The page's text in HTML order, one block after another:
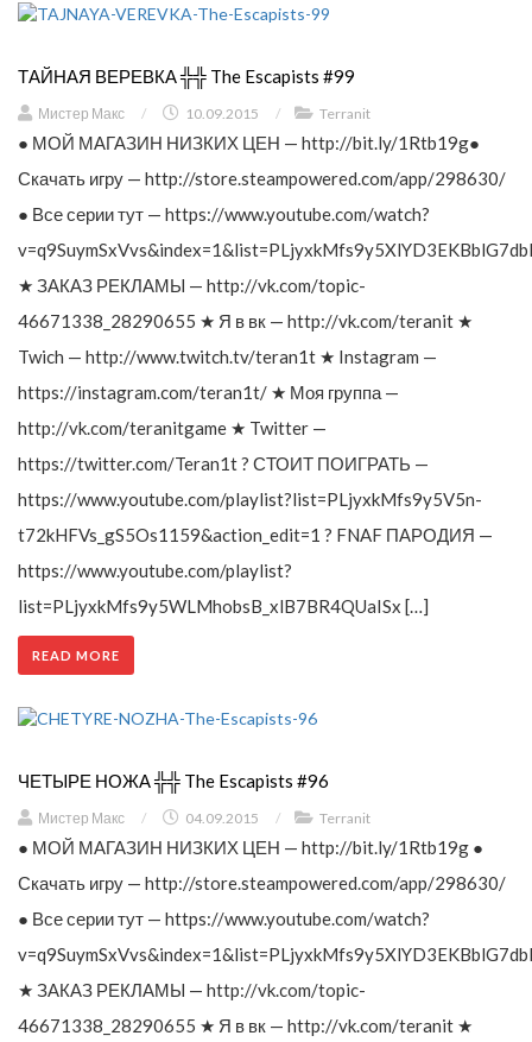
ТАЙНАЯ ВЕРЕВКА ╬╬ The Escapists #99
Мистер Макс / 10.09.2015 / Terranit
● МОЙ МАГАЗИН НИЗКИХ ЦЕН — http://bit.ly/1Rtb19g●
Скачать игру — http://store.steampowered.com/app/298630/
● Все серии тут — https://www.youtube.com/watch?
★ ЗАКАЗ РЕКЛАМЫ — http://vk.com/topic-
46671338_28290655 ★ Я в вк — http://vk.com/teranit ★
Twich — http://www.twitch.tv/teran1t ★ Instagram —
https://instagram.com/teran1t/ ★ Моя группа —
http://vk.com/teranitgame ★ Twitter —
https://twitter.com/Teran1t ? СТОИТ ПОИГРАТЬ —
https://www.youtube.com/playlist?list=PLjyxkMfs9y5V5n-
t72kHFVs_gS5Os1159&action_edit=1 ? FNAF ПАРОДИЯ —
https://www.youtube.com/playlist?
list=PLjyxkMfs9y5WLMhobsB_xlB7BR4QUaISx […]
READ MORE
ЧЕТЫРЕ НОЖА ╬╬ The Escapists #96
Мистер Макс / 04.09.2015 / Terranit
● МОЙ МАГАЗИН НИЗКИХ ЦЕН — http://bit.ly/1Rtb19g ●
Скачать игру — http://store.steampowered.com/app/298630/
● Все серии тут — https://www.youtube.com/watch?
★ ЗАКАЗ РЕКЛАМЫ — http://vk.com/topic-
46671338_28290655 ★ Я в вк — http://vk.com/teranit ★